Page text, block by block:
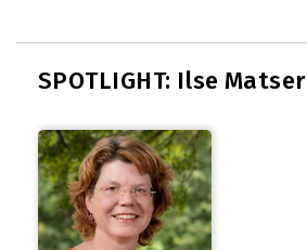
SPOTLIGHT: Ilse Matser